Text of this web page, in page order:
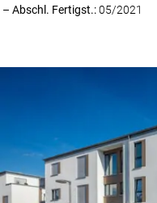
Abschl. Fertigst.:05/2021